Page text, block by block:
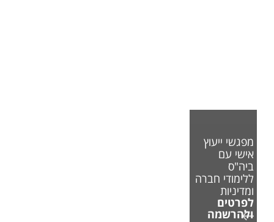
מפגשי ייעוץ
אישי עם
ביה"ס
ללימודי חברה
ומדיניות
לפרטים
ולהרשמה